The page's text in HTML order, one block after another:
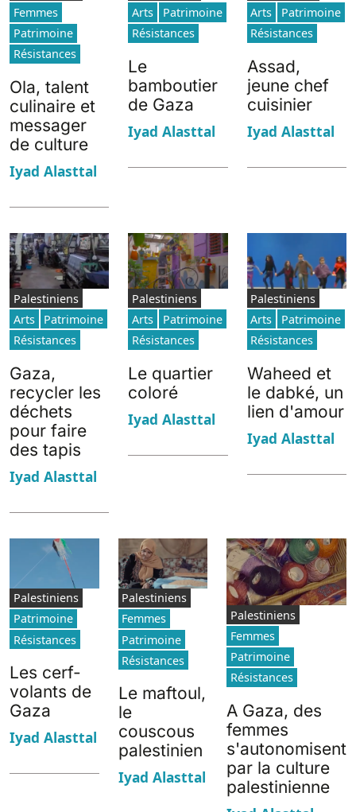
Femmes
Patrimoine
Résistances
Ola, talent
culinaire et
messager
de culture
Iyad Alasttal
Arts
Patrimoine
Résistances
Le
bamboutier
de Gaza
Iyad Alasttal
Arts
Patrimoine
Résistances
Assad,
jeune chef
cuisinier
Iyad Alasttal
Palestiniens
Arts
Patrimoine
Résistances
Gaza,
recycler les
déchets
pour faire
des tapis
Iyad Alasttal
Palestiniens
Arts
Patrimoine
Résistances
Le quartier
coloré
Iyad Alasttal
Palestiniens
Arts
Patrimoine
Résistances
Waheed et
le dabké, un
lien d'amour
Iyad Alasttal
Palestiniens
Patrimoine
Résistances
Les cerf-
volants de
Gaza
Iyad Alasttal
Palestiniens
Femmes
Patrimoine
Résistances
Le maftoul,
le
couscous
palestinien
Iyad Alasttal
Palestiniens
Femmes
Patrimoine
Résistances
A Gaza, des
femmes
s'autonomisent
par la culture
palestinienne